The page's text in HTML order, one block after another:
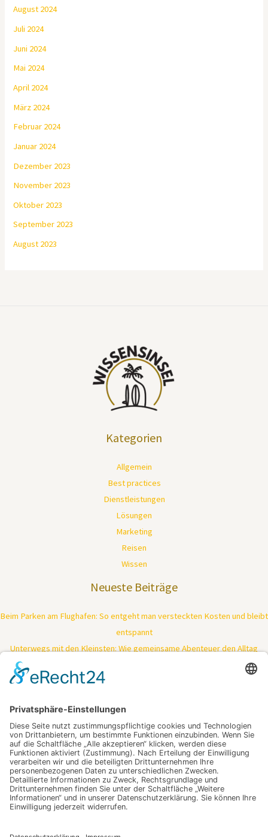
August 2024
Juli 2024
Juni 2024
Mai 2024
April 2024
März 2024
Februar 2024
Januar 2024
Dezember 2023
November 2023
Oktober 2023
September 2023
August 2023
Kategorien
Allgemein
Best practices
Dienstleistungen
Lösungen
Marketing
Reisen
Wissen
Neueste Beiträge
Beim Parken am Flughafen: So entgeht man versteckten Kosten und bleibt
entspannt
Unterwegs mit den Kleinsten: Wie gemeinsame Abenteuer den Alltag
Wenn sich Investition und Nutzen unerwartet verbinden: Ein genauer Blick
Stabile Verbindungen im Serverraum: So vermeidest du teure Ausfälle und
erhöhst die Effizienz
Tiefenreinigung trifft Kraftpaket: So bringt moderne Technologie deine
Haut zurück in Bestform
Schlagwörter